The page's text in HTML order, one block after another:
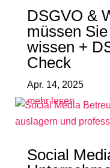
DSGVO &
müssen
wissen +
Check
Apr. 14, 2025
mehr lesen
Social